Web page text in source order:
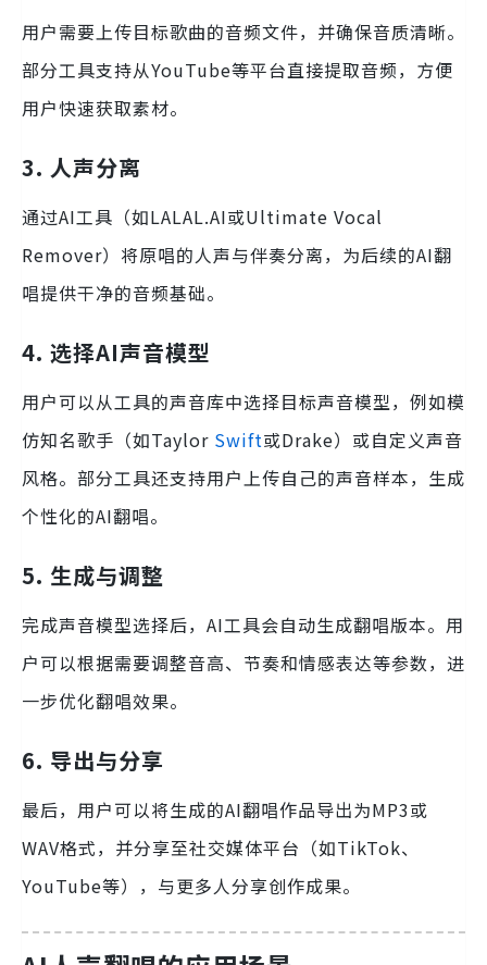
用户需要上传目标歌曲的音频文件，并确保音质清晰。
部分工具支持从YouTube等平台直接提取音频，方便
用户快速获取素材。
3. 人声分离
通过AI工具（如LALAL.AI或Ultimate Vocal
Remover）将原唱的人声与伴奏分离，为后续的AI翻
唱提供干净的音频基础。
4. 选择AI声音模型
用户可以从工具的声音库中选择目标声音模型，例如模
仿知名歌手（如Taylor Swift或Drake）或自定义声音
风格。部分工具还支持用户上传自己的声音样本，生成
个性化的AI翻唱。
5. 生成与调整
完成声音模型选择后，AI工具会自动生成翻唱版本。用
户可以根据需要调整音高、节奏和情感表达等参数，进
一步优化翻唱效果。
6. 导出与分享
最后，用户可以将生成的AI翻唱作品导出为MP3或
WAV格式，并分享至社交媒体平台（如TikTok、
YouTube等），与更多人分享创作成果。